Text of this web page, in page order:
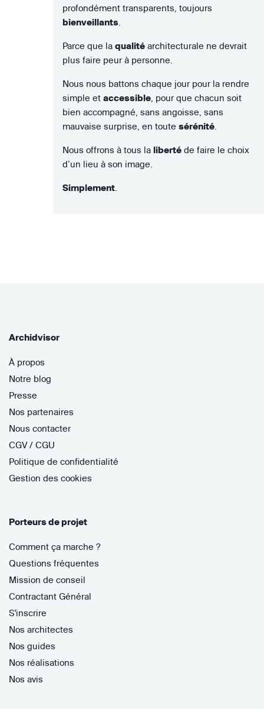
profondément transparents, toujours
bienveillants.
Parce que la qualitéarchitecturale ne devrait
plus faire peur à personne.
Nous nous battons chaque jour pour la rendre
simple et accessible, pour que chacun soit
bien accompagné, sans angoisse, sans
mauvaise surprise, en toute sérénité.
Nous offrons à tous la libertéde faire le choix
d’un lieu à son image.
Simplement.
Archidvisor
À propos
Notre blog
Presse
Nos partenaires
Nous contacter
CGV / CGU
Politique de confidentialité
Gestion des cookies
Porteurs de projet
Comment ça marche ?
Questions fréquentes
Mission de conseil
Contractant Général
S'inscrire
Nos architectes
Nos guides
Nos réalisations
Nos avis